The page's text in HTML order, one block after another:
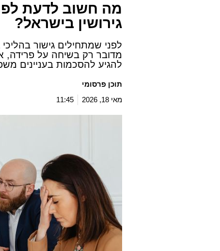
מה חשוב לדעת
גירושין בישראל?
לפני שמתחילים גישור
מדובר רק בשיחה על פרידה,
להגיע להסכמות בעניינים
תוכן פרסומי
מאי 18, 2026
11:45